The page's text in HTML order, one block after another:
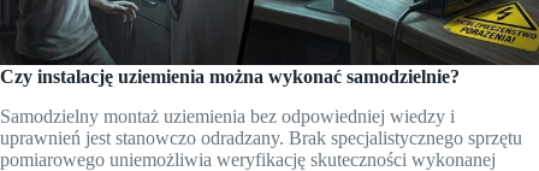
Czy instalację uziemienia można wykonać samodzielnie?
Samodzielny montaż uziemienia bez odpowiedniej wiedzy i
uprawnień jest stanowczo odradzany. Brak specjalistycznego sprzętu
pomiarowego uniemożliwia weryfikację skuteczności wykonanej